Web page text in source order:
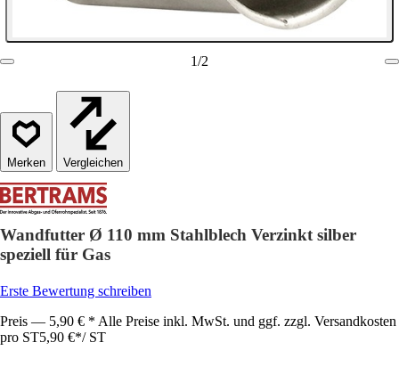
1/2
Vergleichen
Wandfutter Ø 110 mm Stahlblech Verzinkt silber
speziell für Gas
Erste Bewertung schreiben
Preis — 5,90 € * Alle Preise inkl. MwSt. und ggf. zzgl. Versandkosten
pro ST5,90 €*/ ST